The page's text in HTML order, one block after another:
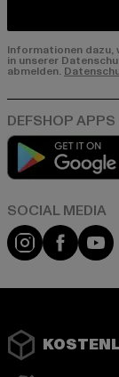
Informationen dazu,
in unserer
abmelden.
Instagram